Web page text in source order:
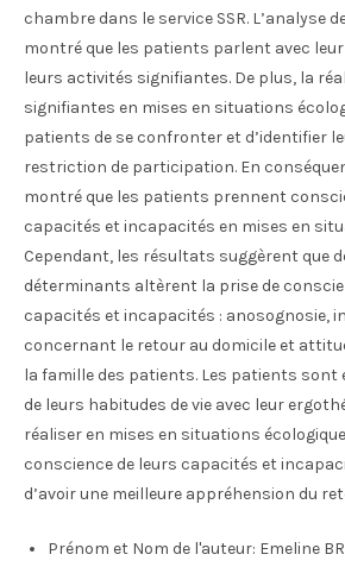
chambre dans le service SSR. L’analyse
montré que les patients parlent avec
leurs activités signifiantes. De plus, la
signifiantes en mises en situations
patients de se confronter et d’identifier
restriction de participation. En
montré que les patients prennent
capacités et incapacités en mises en
Cependant, les résultats suggèrent que
déterminants altèrent la prise de
capacités et incapacités : anosognosie,
concernant le retour au domicile et
la famille des patients. Les patients sont
de leurs habitudes de vie avec leur
réaliser en mises en situations
conscience de leurs capacités et
d’avoir une meilleure appréhension du
Prénom et Nom de l'auteur: Emeline